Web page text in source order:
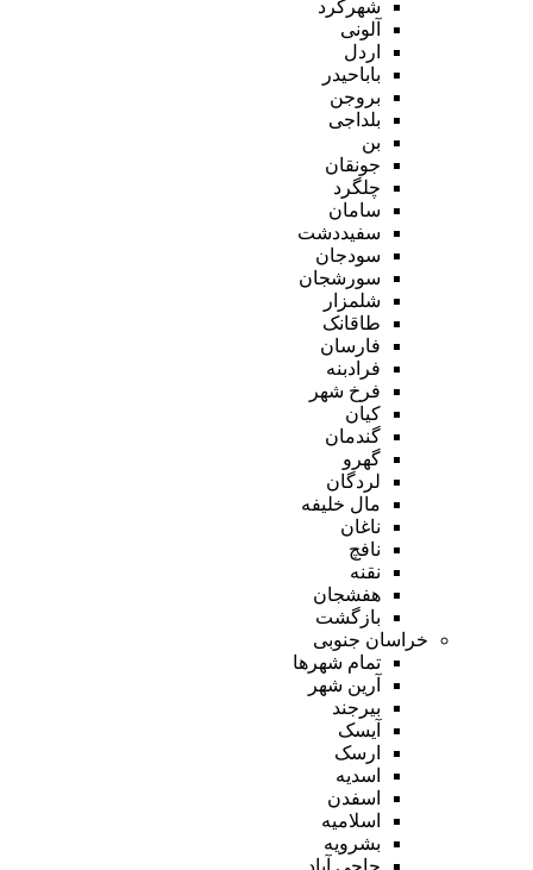
شهرکرد
آلونی
اردل
باباحیدر
بروجن
بلداجی
بن
جونقان
چلگرد
سامان
سفیددشت
سودجان
سورشجان
شلمزار
طاقانک
فارسان
فرادبنه
فرخ شهر
کیان
گندمان
گهرو
لردگان
مال خلیفه
ناغان
نافچ
نقنه
هفشجان
بازگشت
خراسان جنوبی
تمام شهر‌ها
آرین شهر
بیرجند
آیسک
ارسک
اسدیه
اسفدن
اسلامیه
بشرویه
حاجی آباد